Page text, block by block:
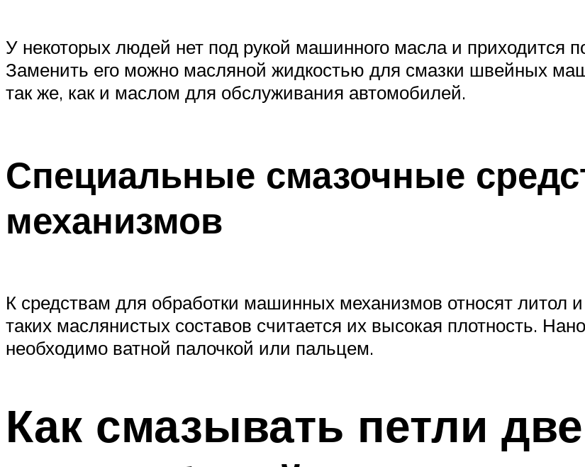
У некоторых людей нет под рукой машинного масла и приходится
Заменить его можно масляной жидкостью для смазки швейных
так же, как и маслом для обслуживания автомобилей.
Специальные смазочные
механизмов
К средствам для обработки машинных механизмов относят литол
таких маслянистых составов считается их высокая плотность.
необходимо ватной палочкой или пальцем.
Как смазывать петли